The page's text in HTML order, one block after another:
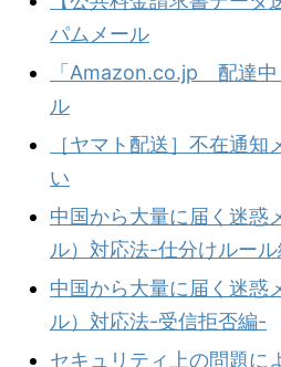
パムメール
「Amazon.co.jp 配達中
ル
［ヤマト配送］不在通知
い
中国から大量に届く迷惑
ル）対応法-仕分けルー
中国から大量に届く迷惑
ル）対応法-受信拒否編-
セキュリティ上の問題に